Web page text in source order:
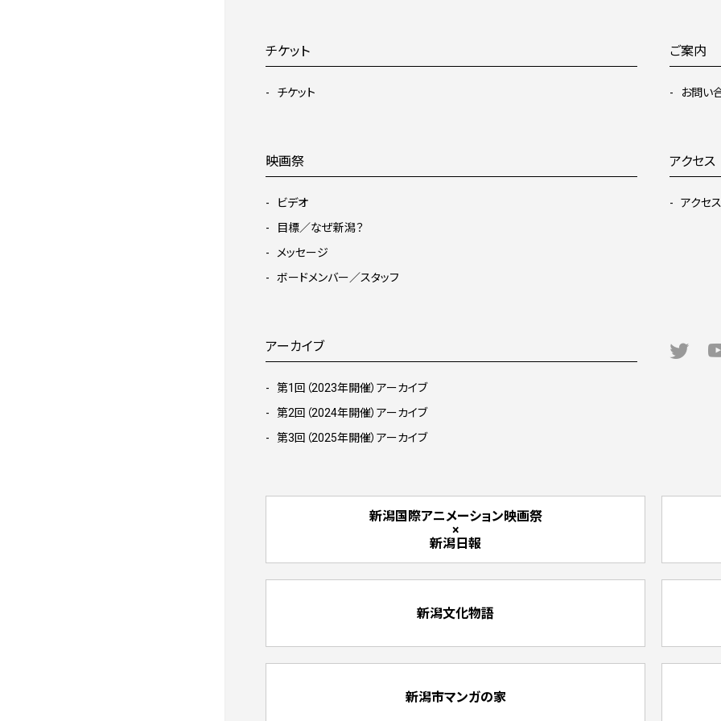
チケット
チケット
ご案内
お問い
映画祭
ビデオ
目標／なぜ新潟？
メッセージ
ボードメンバー／スタッフ
アクセス
アクセス
アーカイブ
第1回（2023年開催）アーカイブ
第2回（2024年開催）アーカイブ
第3回（2025年開催）アーカイブ
新潟国際アニメーション映画祭
×
新潟日報
新潟文化物語
新潟市マンガの家